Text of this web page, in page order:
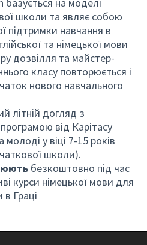
школи та являє собою
підтримки навчання в
та німецької мови
дозвілля та майстер-
класу повторюється і
нового навчального
літній догляд з
від Карітасу
у віці 7-15 років
школи).
безкоштовно під час
курси німецької мови для
Граці